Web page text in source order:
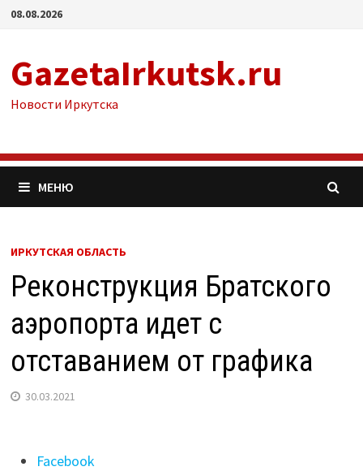
Перейти
08.08.2026
GazetaIrkutsk.ru
Новости Иркутска
МЕНЮ
ИРКУТСКАЯ ОБЛАСТЬ
Реконструкция Братского
аэропорта идет с
отставанием от графика
30.03.2021
Поделиться
Facebook